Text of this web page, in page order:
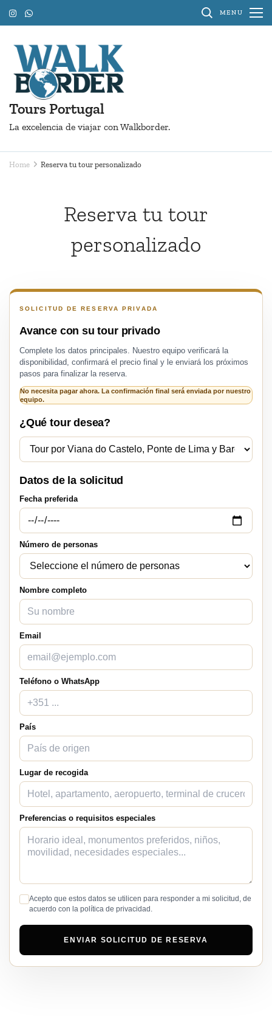
Skip
to
content
(Press
Enter)
MENU
Tours Portugal
La excelencia de viajar con Walkborder.
Home Reserva tu tour personalizado
Reserva tu tour
personalizado
SOLICITUD DE RESERVA PRIVADA
Avance con su tour privado
Complete los datos principales. Nuestro equipo verificará la
disponibilidad, confirmará el precio final y le enviará los próximos
pasos para finalizar la reserva.
No necesita pagar ahora. La confirmación final será enviada por nuestro
equipo.
¿Qué tour desea?
Datos de la solicitud
Fecha preferida
Número de personas
Nombre completo
Email
Teléfono o WhatsApp
País
Lugar de recogida
Preferencias o requisitos especiales
Acepto que estos datos se utilicen para responder a mi solicitud, de
acuerdo con la política de privacidad.